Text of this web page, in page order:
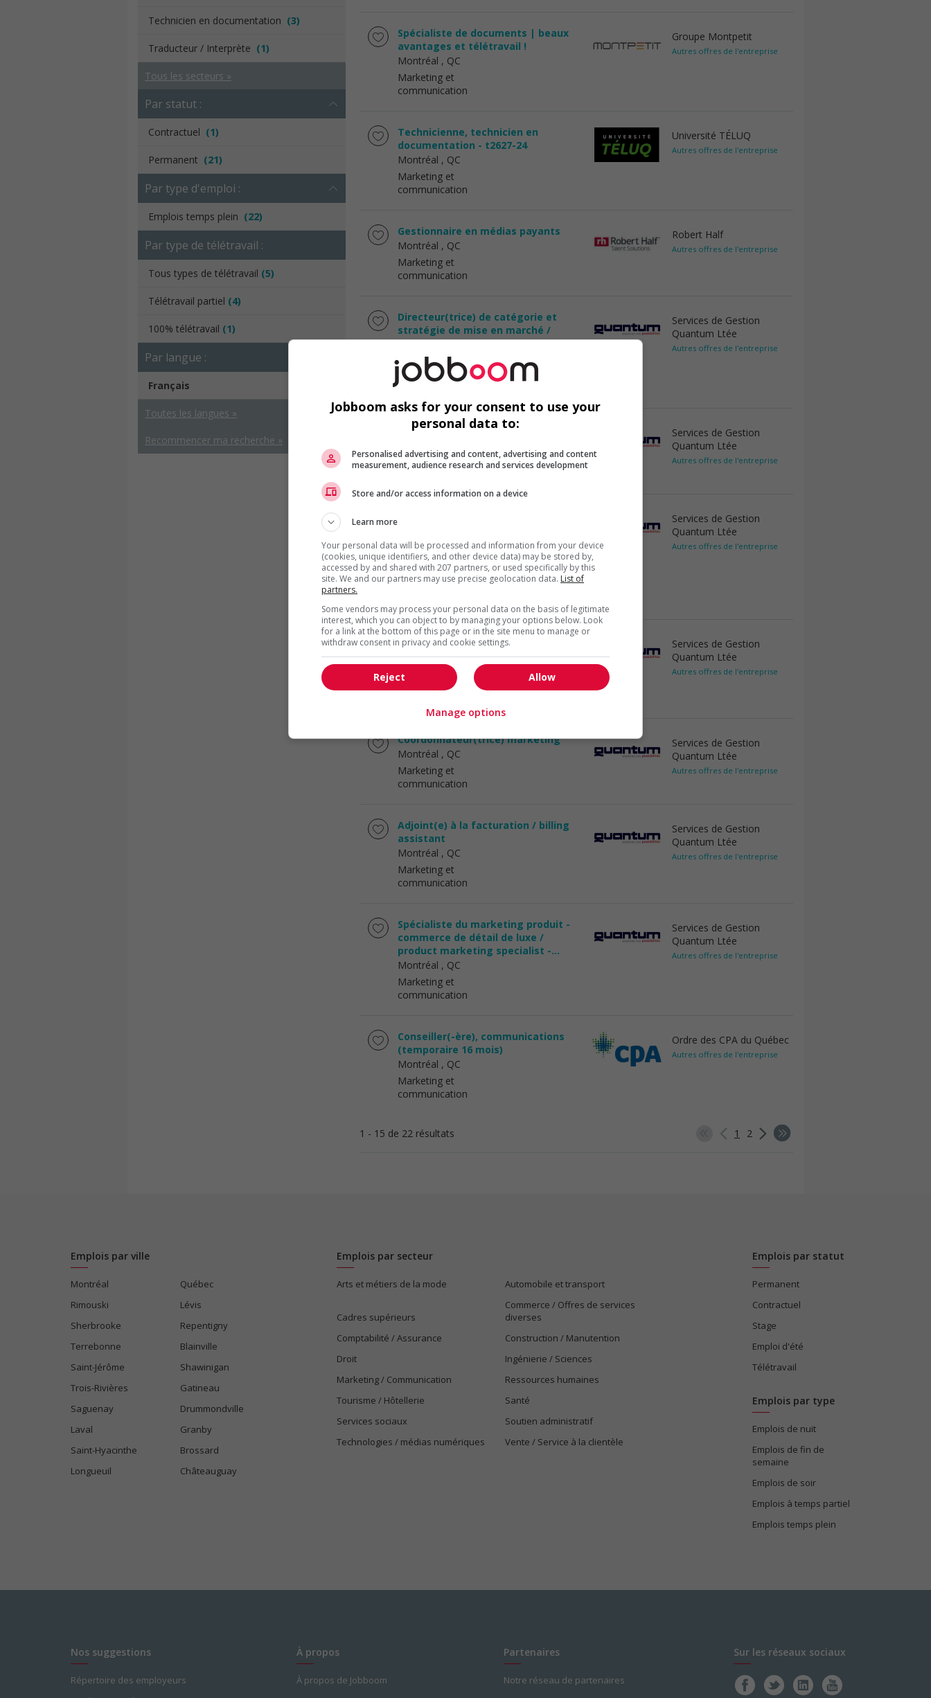
Technicien en documentation (3)
Traducteur / Interprète (1)
Tous les secteurs »
Par statut :
Contractuel (1)
Permanent (21)
Par type d'emploi :
Emplois temps plein (22)
Par type de télétravail :
Tous types de télétravail (5)
Télétravail partiel (4)
100% télétravail (1)
Par langue :
Français
Toutes les langues »
Recommencer ma recherche »
Spécialiste de documents | beaux
avantages et télétravail !
Montréal , QC
Marketing et
communication
Groupe Montpetit
Autres offres de l'entreprise
Technicienne, technicien en
documentation - t2627-24
Montréal , QC
Marketing et
communication
Université TÉLUQ
Autres offres de l'entreprise
Gestionnaire en médias payants
Montréal , QC
Marketing et
communication
Robert Half
Autres offres de l'entreprise
Directeur(trice) de catégorie et
stratégie de mise en marché /
director, category and...
Montréal
, QC
Marketing et
communication
Services de Gestion
Quantum Ltée
Autres offres de l'entreprise
Directeur(trice) en marketing
Marketing et
communication
Services de Gestion
Quantum Ltée
Autres offres de l'entreprise
president, growth & brand
marketing
Montréal, QC
Marketing et
Services de Gestion
Quantum Ltée
Autres offres de l'entreprise
Directeur du marketing de détail /
retail marketing director
Montréal, QC
Marketing et
Services de Gestion
Quantum Ltée
Autres offres de l'entreprise
Coordonnateur(trice) marketing
Montréal , QC
Marketing et
communication
Services de Gestion
Quantum Ltée
Autres offres de l'entreprise
Adjoint(e) à la facturation / billing
assistant
Montréal , QC
Marketing et
communication
Services de Gestion
Quantum Ltée
Autres offres de l'entreprise
Spécialiste du marketing produit -
commerce de détail de luxe /
product marketing specialist -...
Montréal , QC
Marketing et
communication
Services de Gestion
Quantum Ltée
Autres offres de l'entreprise
Conseiller(-ère), communications
(temporaire 16 mois)
Montréal , QC
Marketing et
communication
Ordre des CPA du Québec
Autres offres de l'entreprise
1 - 15 de 22 résultats 1 2
Emplois par ville
Montréal
Québec
Rimouski
Lévis
Sherbrooke
Repentigny
Terrebonne
Blainville
Saint-Jérôme
Shawinigan
Trois-Rivières
Gatineau
Saguenay
Drummondville
Laval
Granby
Saint-Hyacinthe
Brossard
Longueuil
Châteauguay
Emplois par secteur
Arts et métiers de la mode Automobile et transport
Cadres supérieurs
Commerce / Offres de services
diverses
Comptabilité / Assurance
Construction / Manutention
Droit
Ingénierie / Sciences
Marketing / Communication
Ressources humaines
Tourisme / Hôtellerie
Santé
Services sociaux
Soutien administratif
Technologies / médias numériques
Vente / Service à la clientèle
Emplois par statut
Permanent
Contractuel
Stage
Emploi d'été
Télétravail
Emplois par type
Emplois de nuit
Emplois de fin de
semaine
Emplois de soir
Emplois à temps partiel
Emplois temps plein
Nos suggestions
Répertoire des employeurs
À propos
À propos de Jobboom
Partenaires
Notre réseau de partenaires
Sur les réseaux sociaux
Jobboom asks for your consent to use your
personal data to:
Personalised advertising and content, advertising and content
measurement, audience research and services development
Store and/or access information on a device
Learn more
Your personal data will be processed and information from your device
(cookies, unique identifiers, and other device data) may be stored by,
accessed by and shared with 207 partners, or used specifically by this
site. We and our partners may use precise geolocation data. List of
partners.
Some vendors may process your personal data on the basis of legitimate
interest, which you can object to by managing your options below. Look
for a link at the bottom of this page or in the site menu to manage or
withdraw consent in privacy and cookie settings.
Allow
Reject
Manage options